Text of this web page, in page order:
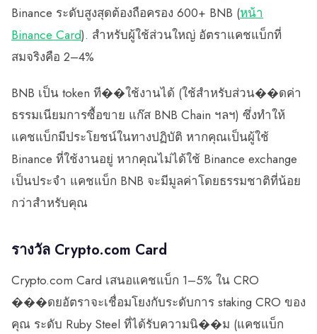
Binance ระดับสูงสุดต้องถือครอง 600+ BNB (หน้า
Binance Card). สำหรับผู้ใช้ส่วนใหญ่ อัตราแคชแบ็กที่
สมจริงคือ 2–4%
BNB เป็น token ที��ใช้งานได้ (ใช้สำหรับส่วน��ดค่า
ธรรมเนียมการซื้อขาย แก๊ส BNB Chain ฯลฯ) ซึ่งทำให้
แคชแบ็กมีประโยชน์ในทางปฏิบัติ หากคุณเป็นผู้ใช้
Binance ที่ใช้งานอยู่ หากคุณไม่ได้ใช้ Binance exchange
เป็นประจำ แคชแบ็ก BNB จะมีมูลค่าโดยธรรมชาติที่น้อย
กว่าสำหรับคุณ
รางวัล Crypto.com Card
Crypto.com Card เสนอแคชแบ็ก 1–5% ใน CRO
���ดยอัตราจะเชื่อมโยงกับระดับการ staking CRO ของ
คุณ ระดับ Ruby Steel ที่ได้รับความนิ��ม (แคชแบ็ก